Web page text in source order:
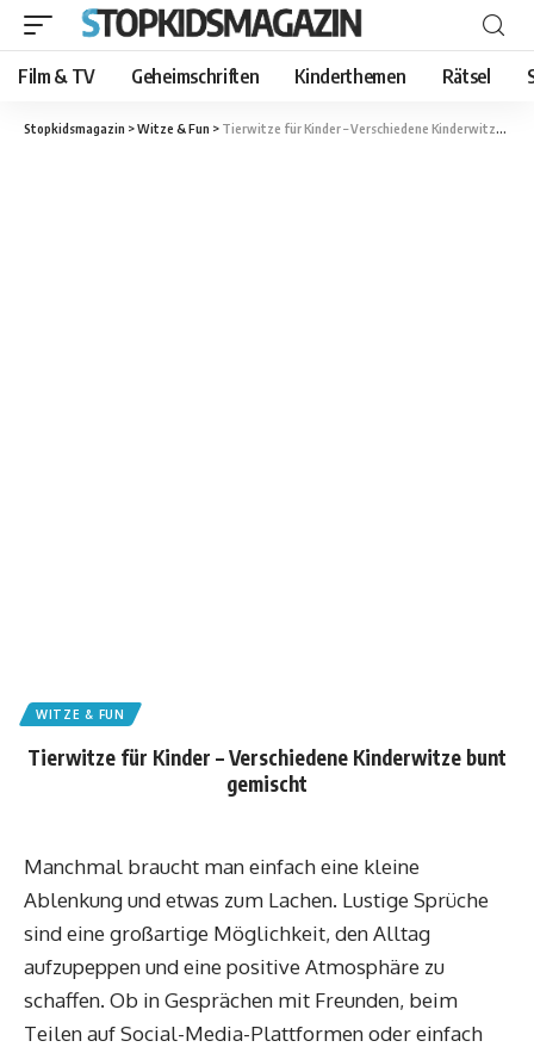
Film & TV Geheimschriften Kinderthemen Rätsel
Stopkidsmagazin >Witze & Fun > Tierwitze für Kinder – Verschiedene Kinderwitze bunt gemischt
WITZE & FUN
Tierwitze für Kinder – Verschiedene Kinderwitze bunt
gemischt
Manchmal braucht man einfach eine kleine
Ablenkung und etwas zum Lachen. Lustige Sprüche
sind eine großartige Möglichkeit, den Alltag
aufzupeppen und eine positive Atmosphäre zu
schaffen. Ob in Gesprächen mit Freunden, beim
Teilen auf Social-Media-Plattformen oder einfach